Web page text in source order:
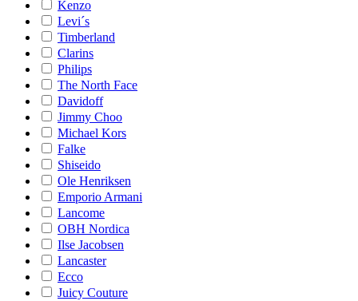
Kenzo
Levi´s
Timberland
Clarins
Philips
The North Face
Davidoff
Jimmy Choo
Michael Kors
Falke
Shiseido
Ole Henriksen
Emporio Armani
Lancome
OBH Nordica
Ilse Jacobsen
Lancaster
Ecco
Juicy Couture